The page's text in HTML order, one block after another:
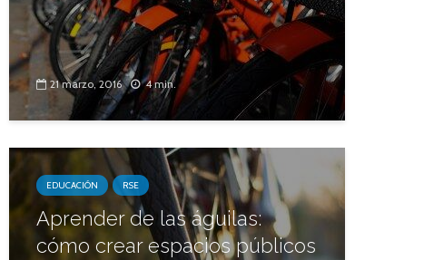
21 marzo, 2016 4 min.
EDUCACIÓN RSE
Aprender de las águilas:
cómo crear espacios públicos